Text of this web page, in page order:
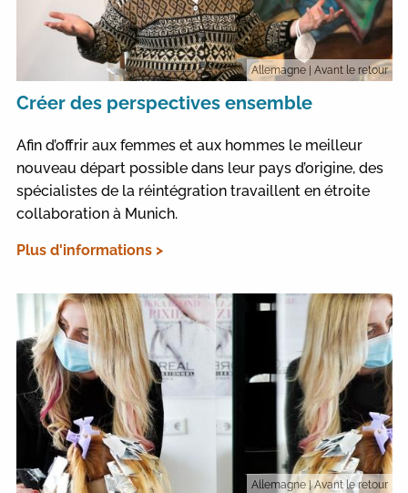
Allemagne | Avant le retour
Créer des perspectives ensemble
Afin d’offrir aux femmes et aux hommes le meilleur
nouveau départ possible dans leur pays d’origine, des
spécialistes de la réintégration travaillent en étroite
collaboration à Munich.
Plus d'informations >
Allemagne | Avant le retour